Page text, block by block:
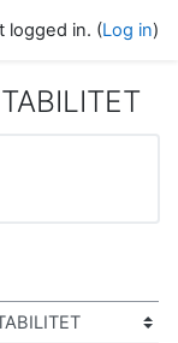
logged in. (Log in)